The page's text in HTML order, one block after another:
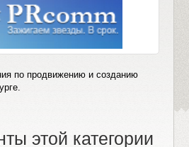
по продвижению и созданию
этой категории